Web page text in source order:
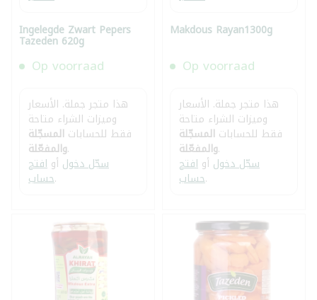
Ingelegde Zwart Pepers
Tazeden 620g
Op voorraad
هذا متجر جملة. الأسعار
وميزات الشراء متاحة
فقط للحسابات المسجّلة
والمفعّلة.
سجّل دخول أو افتح
حساب.
Makdous Rayan1300g
Op voorraad
هذا متجر جملة. الأسعار
وميزات الشراء متاحة
فقط للحسابات المسجّلة
والمفعّلة.
سجّل دخول أو افتح
حساب.